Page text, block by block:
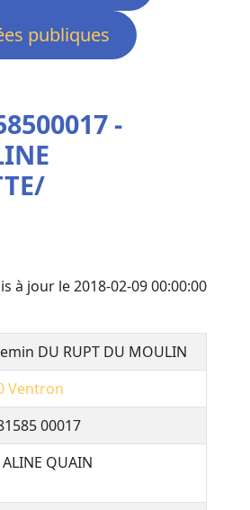
publiques
-
à jour le 2018-02-09 00:00:00
DU RUPT DU MOULIN
Ventron
00017
QUAIN